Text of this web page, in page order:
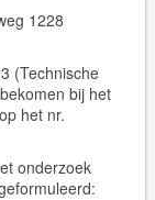
1228
(Technische
bij het
het nr.
onderzoek